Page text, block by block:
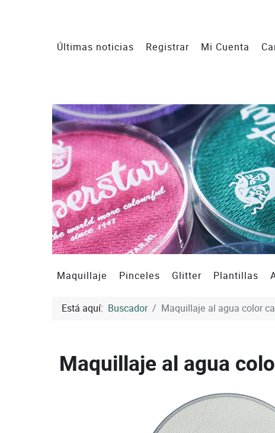
Últimas noticias Registrar Mi Cuenta
Maquillaje Pinceles Glitter Plantillas
Está aquí: Buscador Maquillaje al agua color
Maquillaje al agua